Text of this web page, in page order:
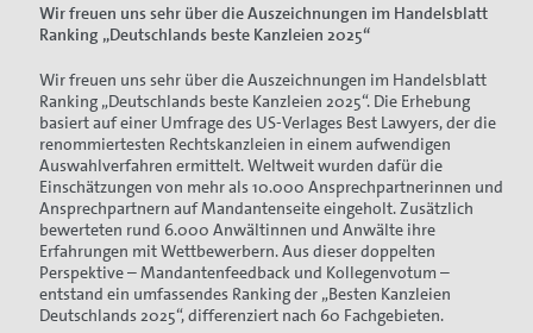
Wir freuen uns sehr über die Auszeichnungen im Handelsblatt
Ranking „Deutschlands beste Kanzleien 2025“
Wir freuen uns sehr über die Auszeichnungen im Handelsblatt
Ranking „Deutschlands beste Kanzleien 2025“. Die Erhebung
basiert auf einer Umfrage des US-Verlages Best Lawyers, der die
renommiertesten Rechtskanzleien in einem aufwendigen
Auswahlverfahren ermittelt. Weltweit wurden dafür die
Einschätzungen von mehr als 10.000 Ansprechpartnerinnen und
Ansprechpartnern auf Mandantenseite eingeholt. Zusätzlich
bewerteten rund 6.000 Anwältinnen und Anwälte ihre
Erfahrungen mit Wettbewerbern. Aus dieser doppelten
Perspektive – Mandantenfeedback und Kollegenvotum –
entstand ein umfassendes Ranking der „Besten Kanzleien
Deutschlands 2025“, differenziert nach 60 Fachgebieten.